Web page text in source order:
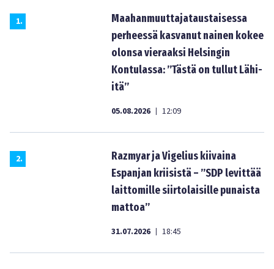
1.
Maahanmuuttajataustaisessa
perheessä kasvanut nainen kokee
olonsa vieraaksi Helsingin
Kontulassa: ”Tästä on tullut Lähi-
itä”
05.08.2026 | 12:09
2.
Razmyar ja Vigelius kiivaina
Espanjan kriisistä – ”SDP levittää
laittomille siirtolaisille punaista
mattoa”
31.07.2026 | 18:45